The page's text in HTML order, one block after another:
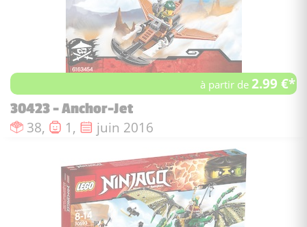
à partir de2.99 €*
30423 - Anchor-Jet
Nombre de pièces :
38, Nombre de figurines :
1, Date de sortie :
juin 2016